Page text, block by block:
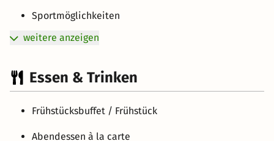
Sportmöglichkeiten
weitere anzeigen
Essen & Trinken
Frühstücksbuffet / Frühstück
Abendessen à la carte